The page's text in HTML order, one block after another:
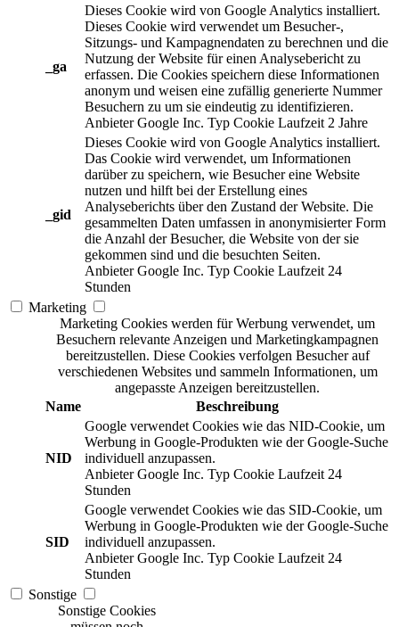
_ga
Dieses Cookie wird von Google Analytics installiert.
Dieses Cookie wird verwendet um Besucher-,
Sitzungs- und Kampagnendaten zu berechnen und die
Nutzung der Website für einen Analysebericht zu
erfassen. Die Cookies speichern diese Informationen
anonym und weisen eine zufällig generierte Nummer
Besuchern zu um sie eindeutig zu identifizieren.
Anbieter Google Inc. Typ Cookie Laufzeit 2 Jahre
_gid
Dieses Cookie wird von Google Analytics installiert.
Das Cookie wird verwendet, um Informationen
darüber zu speichern, wie Besucher eine Website
nutzen und hilft bei der Erstellung eines
Analyseberichts über den Zustand der Website. Die
gesammelten Daten umfassen in anonymisierter Form
die Anzahl der Besucher, die Website von der sie
gekommen sind und die besuchten Seiten.
Anbieter Google Inc. Typ Cookie Laufzeit 24
Stunden
Marketing
Marketing Cookies werden für Werbung verwendet, um
Besuchern relevante Anzeigen und Marketingkampagnen
bereitzustellen. Diese Cookies verfolgen Besucher auf
verschiedenen Websites und sammeln Informationen, um
angepasste Anzeigen bereitzustellen.
Name
Beschreibung
NID
Google verwendet Cookies wie das NID-Cookie, um
Werbung in Google-Produkten wie der Google-Suche
individuell anzupassen.
Anbieter Google Inc. Typ Cookie Laufzeit 24
Stunden
SID
Google verwendet Cookies wie das SID-Cookie, um
Werbung in Google-Produkten wie der Google-Suche
individuell anzupassen.
Anbieter Google Inc. Typ Cookie Laufzeit 24
Stunden
Sonstige
Sonstige Cookies